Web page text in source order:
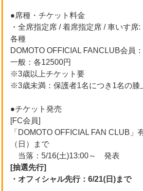
●席種・チケット料金
・全席指定席 / 着席指定席 / 車いす席:
各種
DOMOTO OFFICIAL FANCLUB会員
一般：各12500円
※3歳以上チケット要
※3歳未満：保護者1名につき1名の膝
●チケット発売
[FC会員]
「DOMOTO OFFICIAL FAN CLUB」
（日）まで
当落：5/16(土)13:00～ 発表
[抽選先行]
・オフィシャル先行：6/21(日)まで